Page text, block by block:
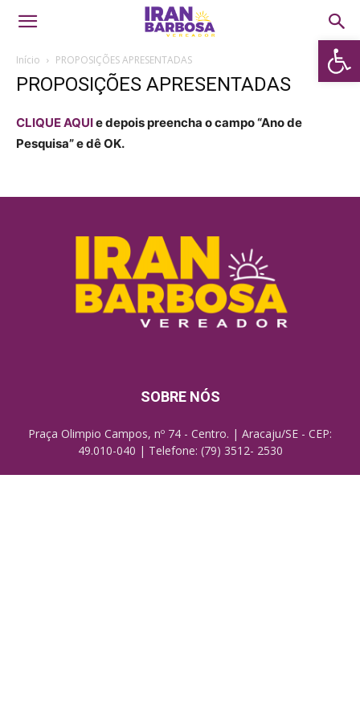
Abrir
Início PROPOSIÇÕES APRESENTADAS
PROPOSIÇÕES APRESENTADAS
CLIQUE AQUIe depois preencha o campo “Ano de
Pesquisa” e dê OK.
SOBRE NÓS
Praça Olimpio Campos, nº 74 - Centro. | Aracaju/SE - CEP:
49.010-040 | Telefone: (79) 3512- 2530